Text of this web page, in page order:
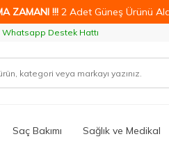
ZAMANI !!! 2 Adet Güneş Ürünü
Whatsapp Destek Hattı
Saç Bakımı Sağlık ve Medikal